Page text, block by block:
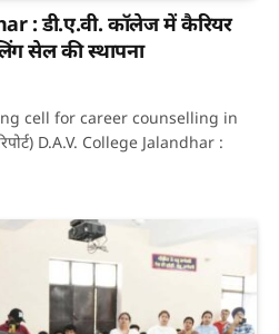
: डी.ए.वी. कॉलेज में कैरियर
सेल की स्थापना
cell for career counselling in
D.A.V. College Jalandhar :